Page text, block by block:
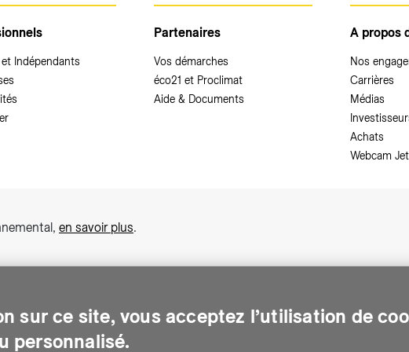
sur ce site, vous acceptez l’utilisation de
personnalisé.
Indépendants
Partenaires
Vos démarches
éco21 et Proclimat
Aide & Documents
A propos
Nos
Carrières
Médias
Achats
Webcam
en savoir plus.
000 personnes sur le canton de Genève. Chaque jour, elle leur assure des